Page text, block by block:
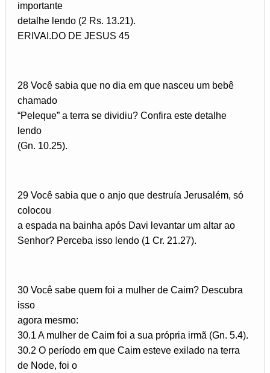
importante
detalhe lendo (2 Rs. 13.21).
ERIVAI.DO DE JESUS 45
28 Você sabia que no dia em que nasceu um bebê
chamado
“Peleque” a terra se dividiu? Confira este detalhe
lendo
(Gn. 10.25).
29 Você sabia que o anjo que destruía Jerusalém, só
colocou
a espada na bainha após Davi levantar um altar ao
Senhor? Perceba isso lendo (1 Cr. 21.27).
30 Você sabe quem foi a mulher de Caim? Descubra
isso
agora mesmo:
30.1 A mulher de Caim foi a sua própria irmã (Gn. 5.4).
30.2 O período em que Caim esteve exilado na terra
de Node, foi o